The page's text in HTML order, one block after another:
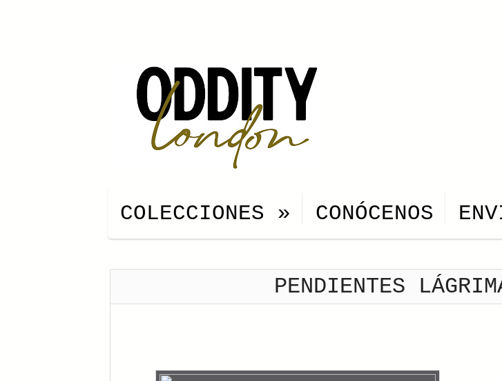
COLECCIONES » CONÓCENOS
PENDIENTES